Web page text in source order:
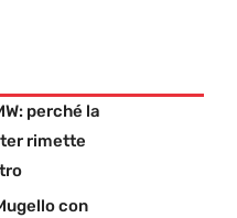
perché la
rimette
con